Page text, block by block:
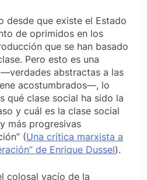
desde que existe el Estado
de oprimidos en los
que se han basado
Pero esto es una
abstractas a las
acostumbrados—, lo
qué clase social ha sido la
y cuál es la clase social
más progresivas
(Una crítica marxista a
de Enrique Dussel).
colosal vacío de la